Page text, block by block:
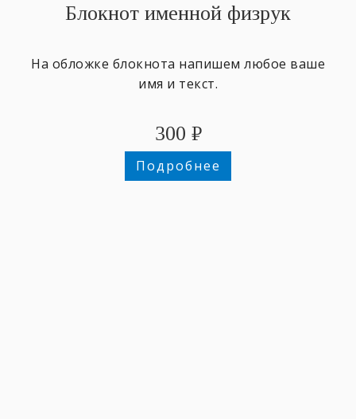
Блокнот именной физрук
На обложке блокнота напишем любое ваше
имя и текст.
300 ₽
Подробнее